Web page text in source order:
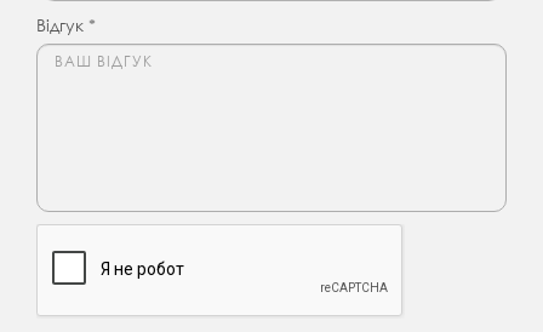
Відгук *